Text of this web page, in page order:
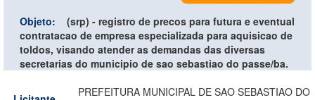
Objeto:
(srp) - registro de precos para futura e eventual
contratacao de empresa especializada para aquisicao de
toldos, visando atender as demandas das diversas
secretarias do municipio de sao sebastiao do passe/ba.
PREFEITURA MUNICIPAL DE SAO SEBASTIAO DO